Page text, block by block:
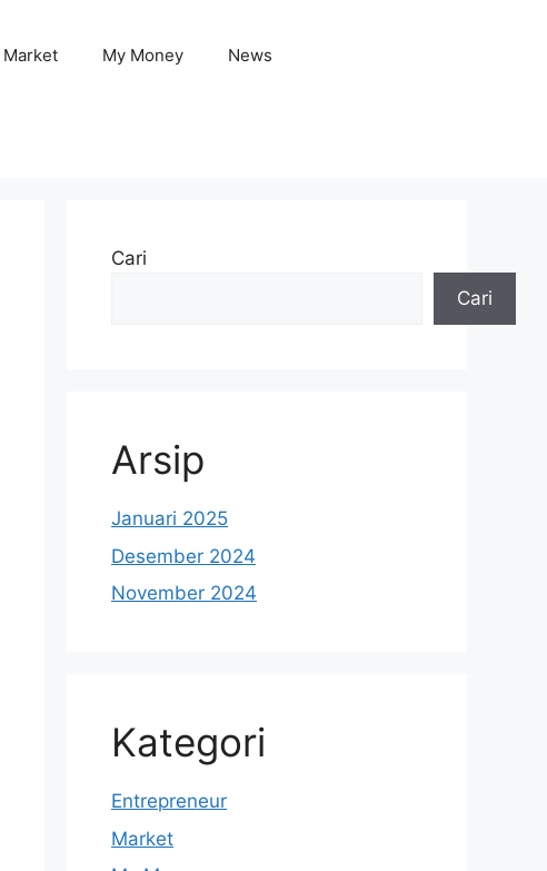
Market My Money News
Cari
Cari
Arsip
Januari 2025
Desember 2024
November 2024
Kategori
Entrepreneur
Market